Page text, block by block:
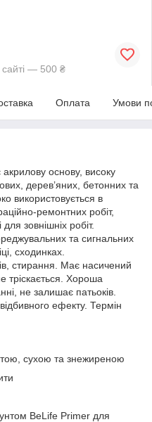
— 500 ₴
Оплата Умови
основу, високу
дерев’яних, бетонних та
використовується в
ремонтних робіт,
зовнішніх робіт.
та сигнальних
сходинках.
стирання. Має насичений
тріскається. Хороша
не залишає патьоків.
ефекту. Термін
сухою та знежиреною
BeLife Primer для